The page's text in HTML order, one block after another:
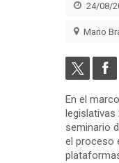
24/08/
Mario
En el
legislativas
seminario
el proceso